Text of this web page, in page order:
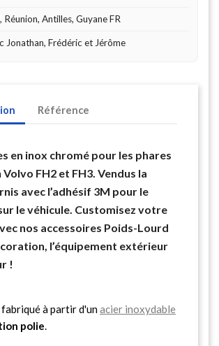
Antilles, Guyane FR
Jonathan, Frédéric et Jérôme
Référence
en inox chromé pour les phares
FH2 et FH3. Vendus la
avec l’adhésif 3M pour le
le véhicule. Customisez votre
nos accessoires Poids-Lourd
l’équipement extérieur
!
à partir d'unacier inoxydable
polie.